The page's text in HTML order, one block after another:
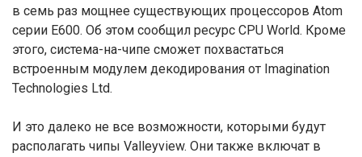
в семь раз мощнее существующих процессоров Atom
серии E600. Об этом сообщил ресурс CPU World. Кроме
этого, система-на-чипе сможет похвастаться
встроенным модулем декодирования от Imagination
Technologies Ltd.
И это далеко не все возможности, которыми будут
располагать чипы Valleyview. Они также включат в